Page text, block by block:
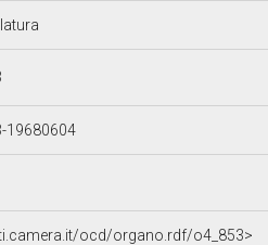
19680604
ocd/organo.rdf/o4_853>